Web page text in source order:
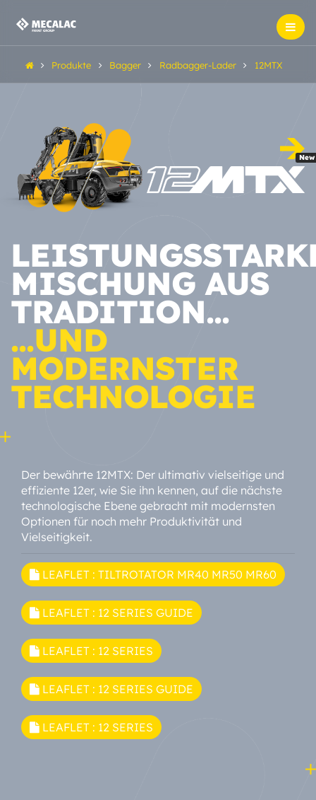
Produkte Bagger Radbagger-Lader 12MTX
New
MISCHUNG AUS
TRADITION...
...UND
MODERNSTER
TECHNOLOGIE
Der bewährte 12MTX: Der ultimativ vielseitige und
effiziente 12er, wie Sie ihn kennen, auf die nächste
technologische Ebene gebracht mit modernsten
Optionen für noch mehr Produktivität und
Vielseitigkeit.
LEAFLET : TILTROTATOR MR40 MR50 MR60
LEAFLET : 12 SERIES GUIDE
LEAFLET : 12 SERIES
LEAFLET : 12 SERIES GUIDE
LEAFLET : 12 SERIES